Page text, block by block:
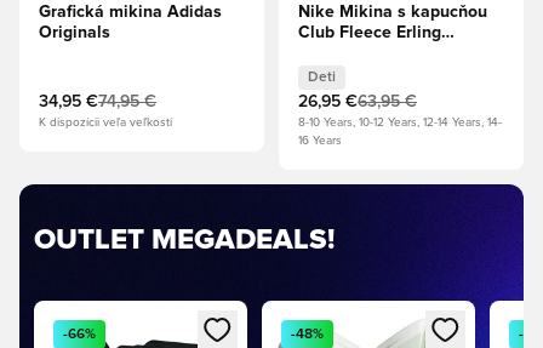
Otvorí modál na prihlásenie alebo registráciu ako člen
-66%
Otvorí modál na prihlásenie
-48% -
OUTLET MEGADEALS!
Grafická mikina Adidas
Originals
34,95 €74,95 €
K dispozícii veľa veľkostí
Nike Mikina s kapucňou
Club Fleece Erling
zlatá/Čiernomodrá Deti
Deti
26,95 €63,95 €
8-10 Years, 10-12 Years, 12-14 Years, 14-
16 Years